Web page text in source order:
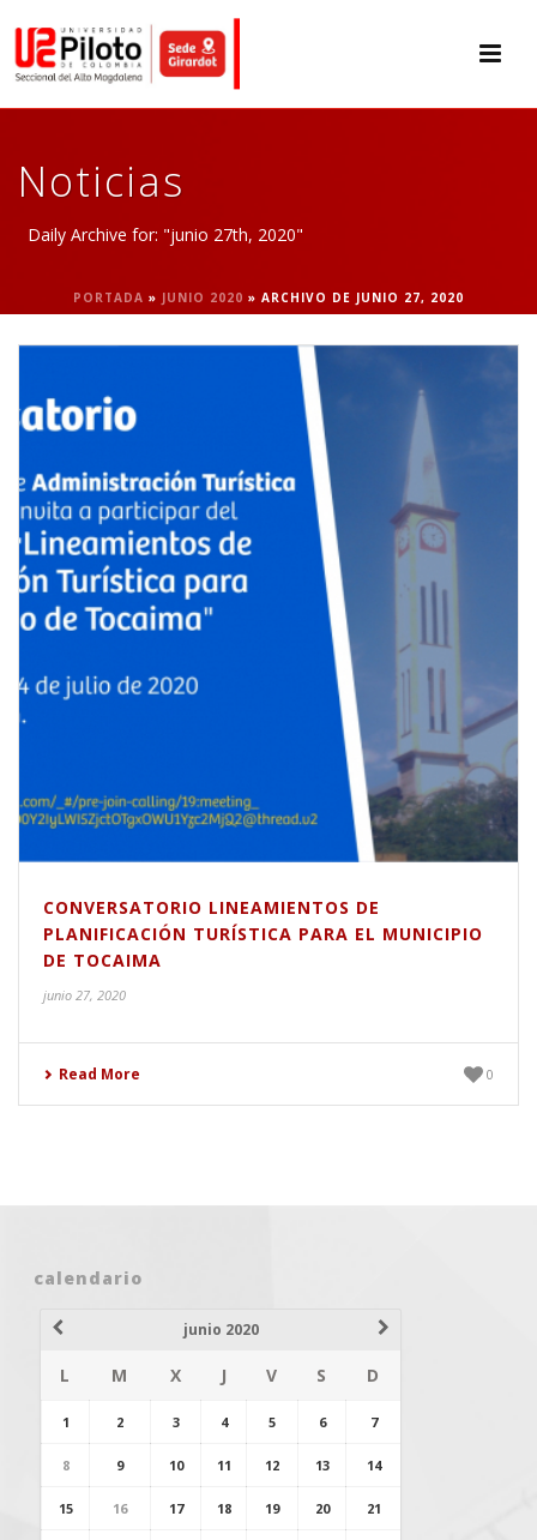
Noticias
Daily Archive for: "junio 27th, 2020"
PORTADA » JUNIO 2020 » ARCHIVO DE JUNIO 27, 2020
CONVERSATORIO LINEAMIENTOS DE
PLANIFICACIÓN TURÍSTICA PARA EL MUNICIPIO
DE TOCAIMA
junio 27, 2020
Read More 0
calendario
junio 2020
L M X J V S D
1 2 3 4 5 6 7
8 9 10 11 12 13 14
15 16 17 18 19 20 21